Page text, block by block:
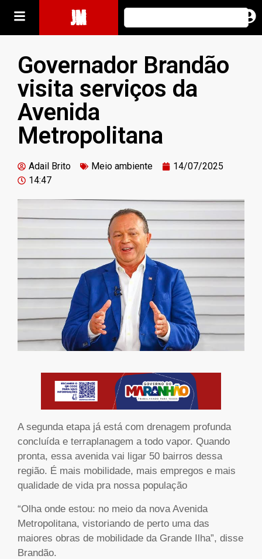
JM
Governador Brandão
visita serviços da
Avenida
Metropolitana
Adail Brito Meio ambiente
14/07/2025
14:47
A segunda etapa já está com drenagem profunda
concluída e terraplanagem a todo vapor. Quando
pronta, essa avenida vai ligar 50 bairros dessa
região. É mais mobilidade, mais empregos e mais
qualidade de vida pra nossa população
“Olha onde estou: no meio da nova Avenida
Metropolitana, vistoriando de perto uma das
maiores obras de mobilidade da Grande Ilha”, disse
Brandão.